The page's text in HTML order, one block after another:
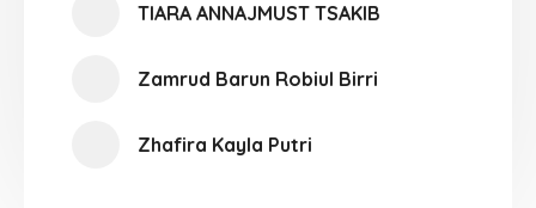
TIARA ANNAJMUST TSAKIB
Zamrud Barun Robiul Birri
Zhafira Kayla Putri